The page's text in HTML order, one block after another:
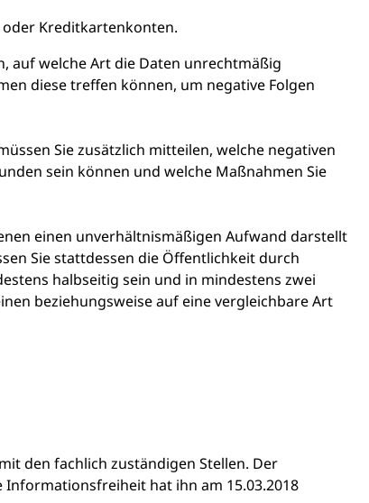
Kreditkartenkonten.
auf welche Art die Daten unrechtmäßig
diese treffen können, um negative Folgen
Sie zusätzlich mitteilen, welche negativen
sein können und welche Maßnahmen Sie
einen unverhältnismäßigen Aufwand darstellt
Sie stattdessen die Öffentlichkeit durch
halbseitig sein und in mindestens zwei
beziehungsweise auf eine vergleichbare Art
den fachlich zuständigen Stellen. Der
Informationsfreiheit hat ihn am 15.03.2018